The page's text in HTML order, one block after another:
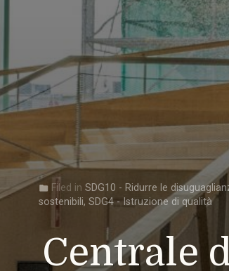
folder Filed in SDG10 - Ridurre le
sostenibili, SDG4 - Istruzione di qualità
Centrale